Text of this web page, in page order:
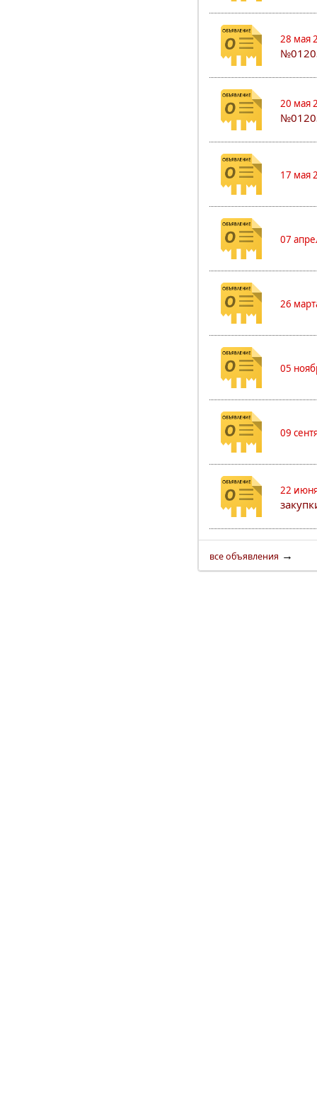
28 мая
20 мая
17 мая
07
26
05
09
22
все объявления →